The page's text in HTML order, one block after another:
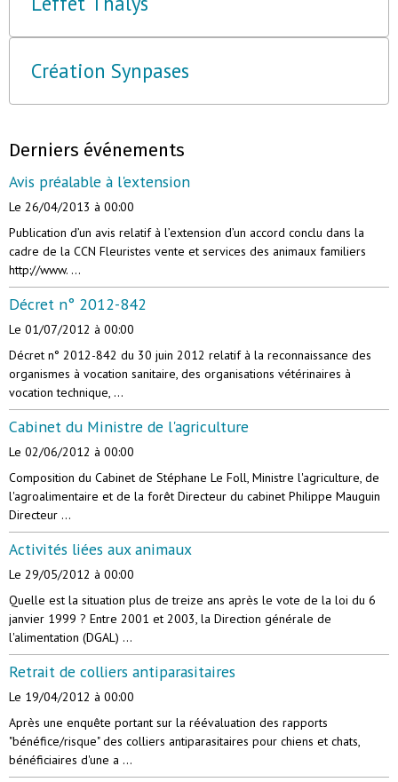
Création Synpases
Derniers événements
Avis préalable à l'extension
Le 26/04/2013 à 00:00
Publication d’un avis relatif à l’extension d’un accord conclu dans la
cadre de la CCN Fleuristes vente et services des animaux familiers
http://www. ...
Décret n° 2012-842
Le 01/07/2012 à 00:00
Décret n° 2012-842 du 30 juin 2012 relatif à la reconnaissance des
organismes à vocation sanitaire, des organisations vétérinaires à
vocation technique, ...
Cabinet du Ministre de l'agriculture
Le 02/06/2012 à 00:00
Composition du Cabinet de Stéphane Le Foll, Ministre l'agriculture, de
l'agroalimentaire et de la forêt Directeur du cabinet Philippe Mauguin
Directeur ...
Activités liées aux animaux
Le 29/05/2012 à 00:00
Quelle est la situation plus de treize ans après le vote de la loi du 6
janvier 1999 ? Entre 2001 et 2003, la Direction générale de
l'alimentation (DGAL) ...
Retrait de colliers antiparasitaires
Le 19/04/2012 à 00:00
Après une enquête portant sur la réévaluation des rapports
"bénéfice/risque" des colliers antiparasitaires pour chiens et chats,
bénéficiaires d'une a ...